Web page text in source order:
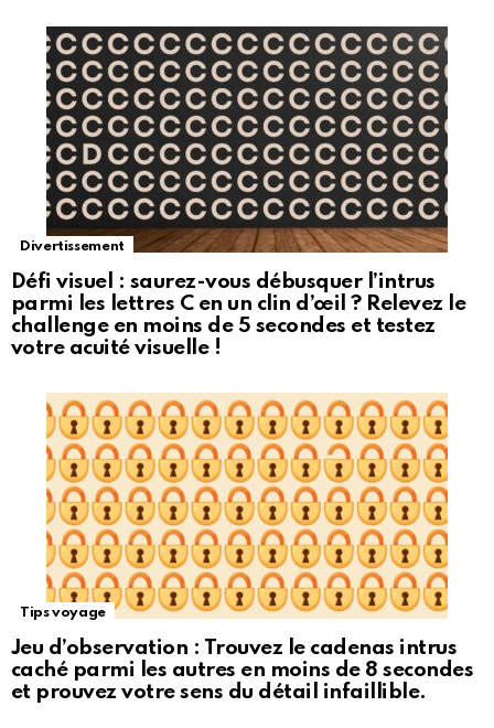
Divertissement
Défi visuel : saurez-vous débusquer l’intrus
parmi les lettres C en un clin d’œil ? Relevez le
challenge en moins de 5 secondes et testez
votre acuité visuelle !
Tips voyage
Jeu d’observation : Trouvez le cadenas intrus
caché parmi les autres en moins de 8 secondes
et prouvez votre sens du détail infaillible.